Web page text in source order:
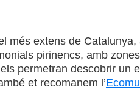
més extens de
pirinencs, amb
permetran descobrir un
et recomanem l’